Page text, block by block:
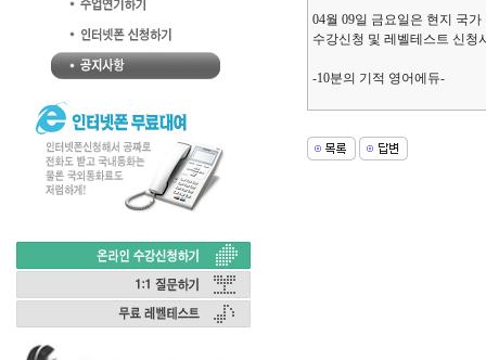
04월 09일 금요일은 현지 국
수강신청 및 레벨테스트 신청
-10분의 기적 영어